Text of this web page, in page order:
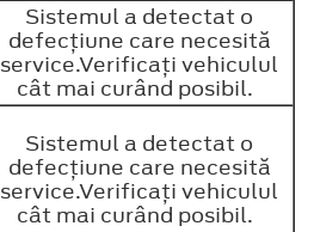
Sistemul a detectat o
defecţiune care necesită
service.Verificaţi vehiculul
cât mai curând posibil.
Sistemul a detectat o
defecţiune care necesită
service.Verificaţi vehiculul
cât mai curând posibil.